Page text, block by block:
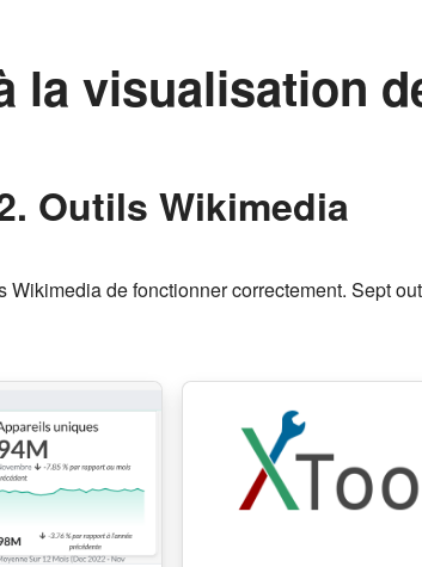
la visualisation
Outils Wikimedia
de fonctionner correctement. Sept